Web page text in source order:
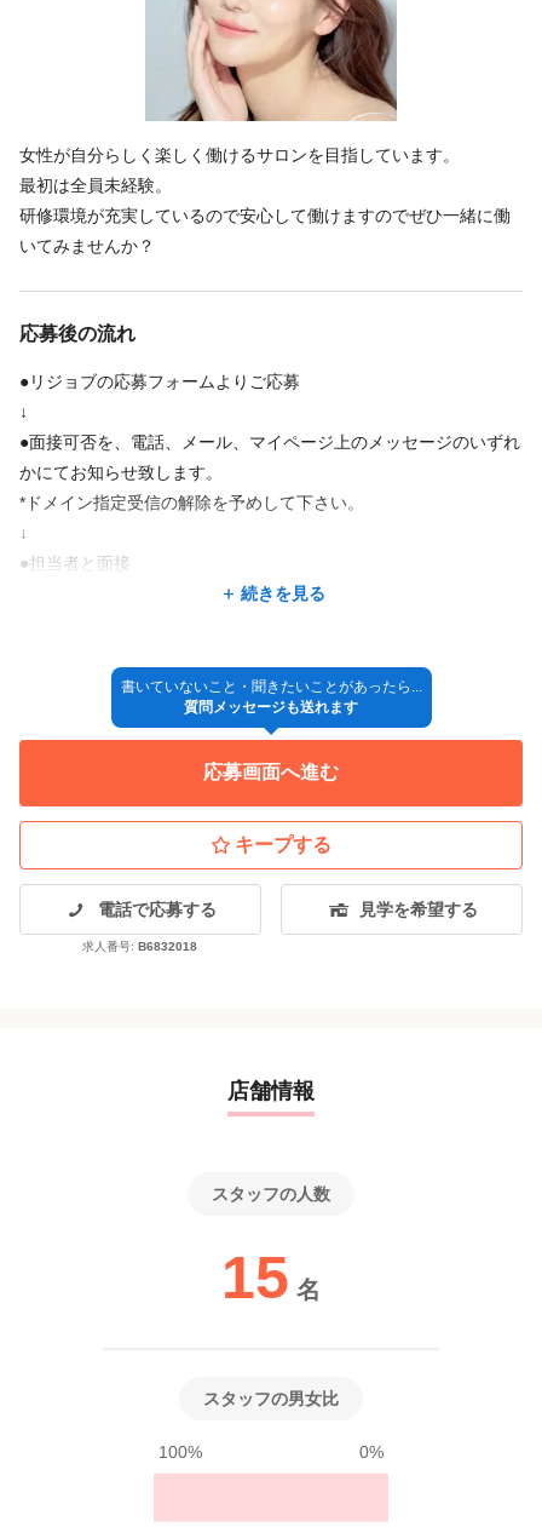
女性が自分らしく楽しく働けるサロンを目指しています。
最初は全員未経験。
研修環境が充実しているので安心して働けますのでぜひ一緒に働
いてみませんか？
応募後の流れ
●リジョブの応募フォームよりご応募
↓
●面接可否を、電話、メール、マイページ上のメッセージのいずれ
かにてお知らせ致します。
*ドメイン指定受信の解除を予めして下さい。
↓
●担当者と面接
*採用方法が変更となる場合もございますので、ご了承ください。
続きを見る
書いていないこと・聞きたいことがあったら...
質問メッセージも送れます
応募画面へ進む
キープする
電話で応募する
求人番号:B6832018
見学を希望する
店舗情報
スタッフの人数
15 名
スタッフの男女比
100% 0%